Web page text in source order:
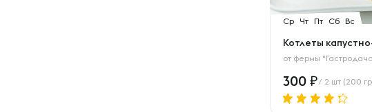
Ср Чт Пт Сб Вс
Котлеты
от фермы
300 / 2 шт (200